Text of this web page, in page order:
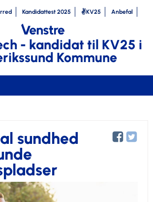
Kandidattest 2025 ✌️KV25 Anbefal
- kandidat til KV25 i
Kommune
sundhed